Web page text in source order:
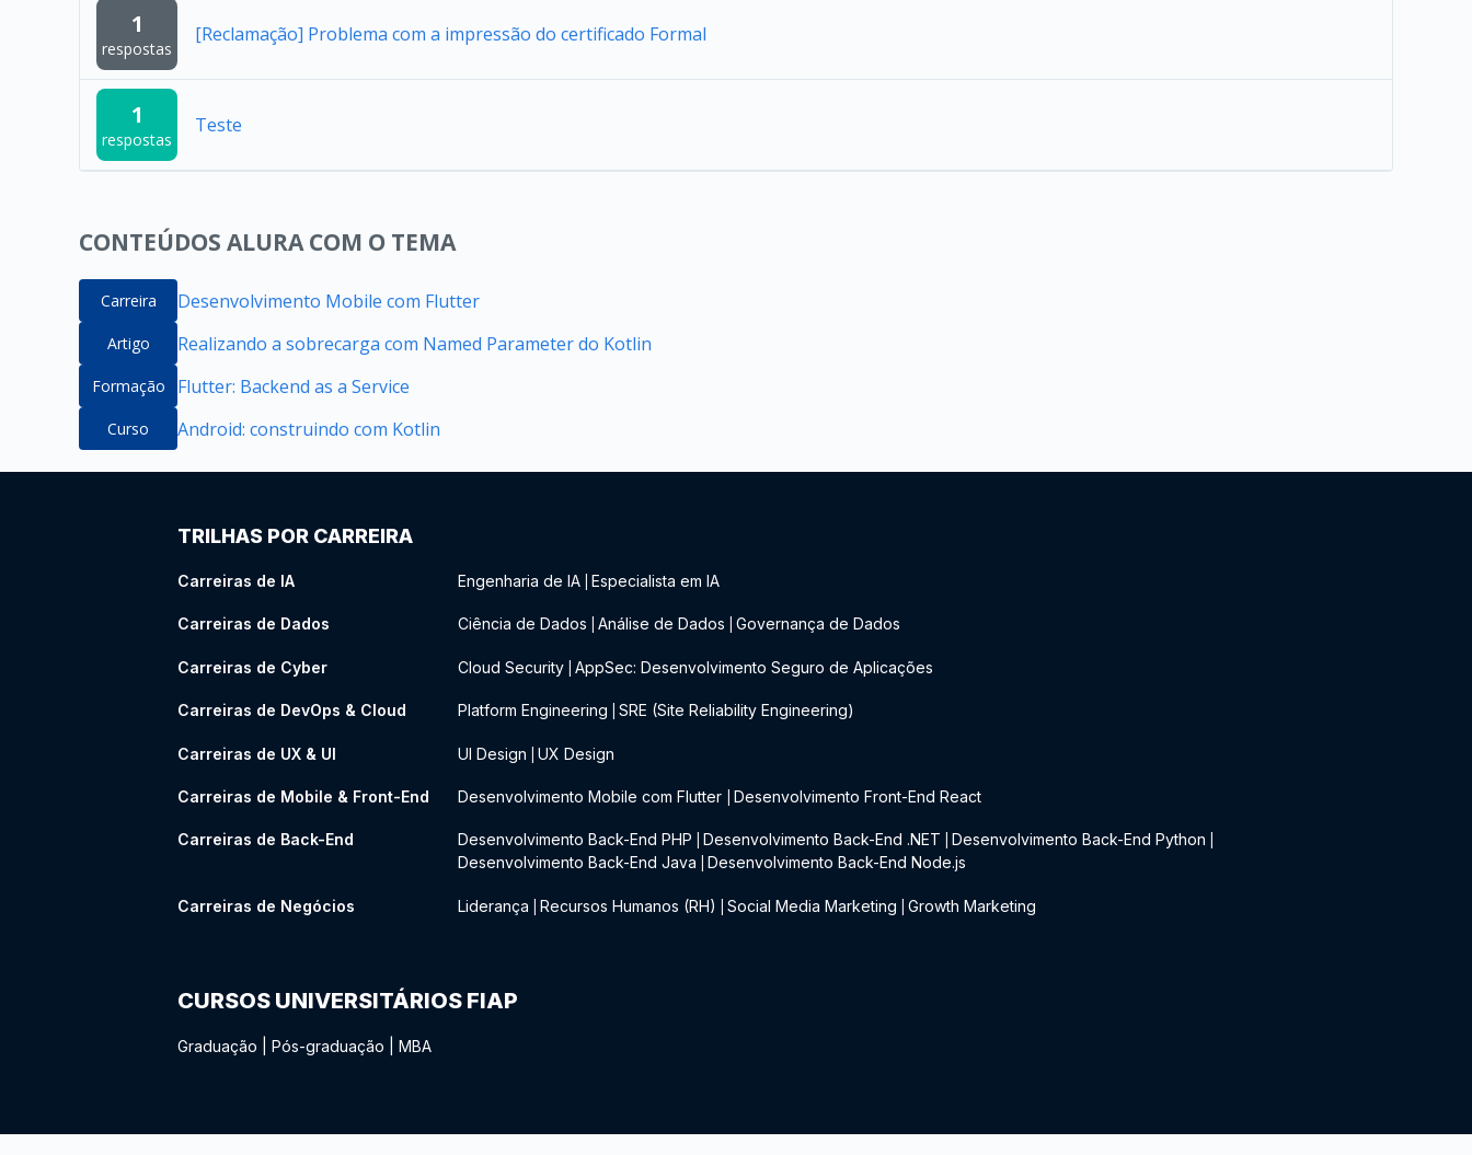
1
respostas
[Reclamação] Problema com a impressão do certificado Formal
1
respostas
Teste
CONTEÚDOS ALURA COM O TEMA
Carreira Desenvolvimento Mobile com Flutter
Artigo Realizando a sobrecarga com Named Parameter do Kotlin
Formação Flutter: Backend as a Service
Curso Android: construindo com Kotlin
TRILHAS POR CARREIRA
Carreiras de IA Engenharia de IA Especialista em IA
Carreiras de Dados Ciência de Dados Análise de Dados Governança de Dados
Carreiras de Cyber Cloud Security AppSec: Desenvolvimento Seguro de Aplicações
Carreiras de DevOps & Cloud Platform Engineering SRE (Site Reliability Engineering)
Carreiras de UX & UI UI Design UX Design
Carreiras de Mobile & Front-End Desenvolvimento Mobile com Flutter Desenvolvimento Front-End React
Carreiras de Back-End Desenvolvimento Back-End PHP Desenvolvimento Back-End .NET Desenvolvimento Back-End Python
Desenvolvimento Back-End Java Desenvolvimento Back-End Node.js
Carreiras de Negócios Liderança Recursos Humanos (RH) Social Media Marketing Growth Marketing
CURSOS UNIVERSITÁRIOS FIAP
Graduação Pós-graduação MBA